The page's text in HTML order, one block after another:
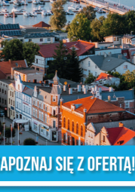
poświęcone
związku
Szanowni
serdecznie
otwarte
powołaniu...